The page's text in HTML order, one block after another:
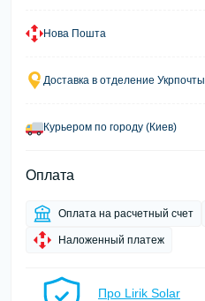
Нова Пошта
Доставка в отделение Укрпочты
Курьером по городу (Киев)
Оплата
Оплата на расчетный счет
Наложенный платеж
Про Lirik Solar